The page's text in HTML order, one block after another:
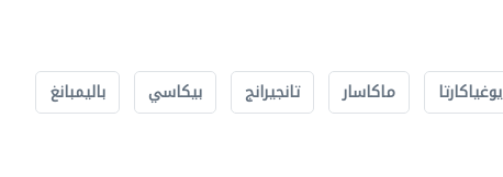
يوغياكارتا ماكاسار تانجيرانج بيكاسي باليمبانغ